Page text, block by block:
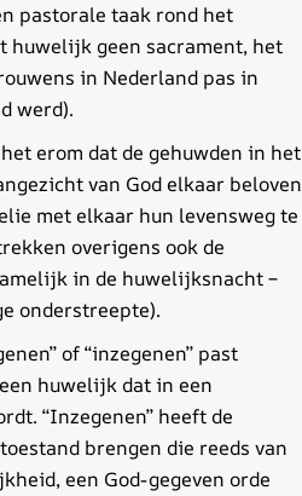
pastorale taak rond het
geen sacrament, het
in Nederland pas in
werd).
erom dat de gehuwden in het
van God elkaar beloven
met elkaar hun levensweg te
overigens ook de
in de huwelijksnacht –
onderstreepte).
of “inzegenen” past
huwelijk dat in een
“Inzegenen” heeft de
brengen die reeds van
een God-gegeven orde